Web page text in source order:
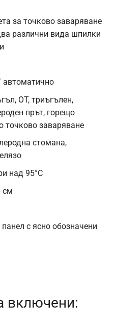
за точково заваряване
различни вида шпилки
автоматично
OT, триъгълен,
прът, горещо
точково заваряване
стомана,
над 95°C
см
с ясно обозначени
включени: